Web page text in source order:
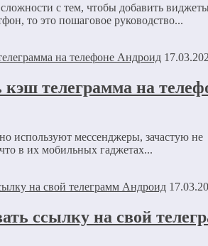
email и адрес сайта в этом браузере для
Политика конфиденциальности
с тем, чтобы добавить
то это пошаговое руководство...
кэш телеграмма на
используют мессенджеры, зачастую не
в их мобильных гаджетах...
ссылку на свой